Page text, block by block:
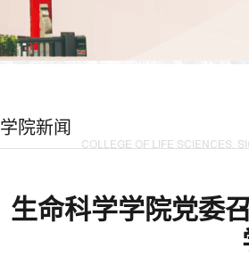
学院新闻
生命科学学院党委